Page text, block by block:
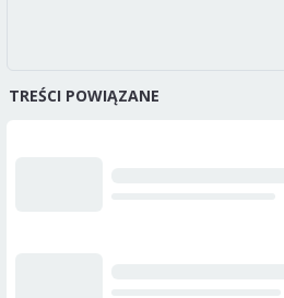
TREŚCI POWIĄZANE